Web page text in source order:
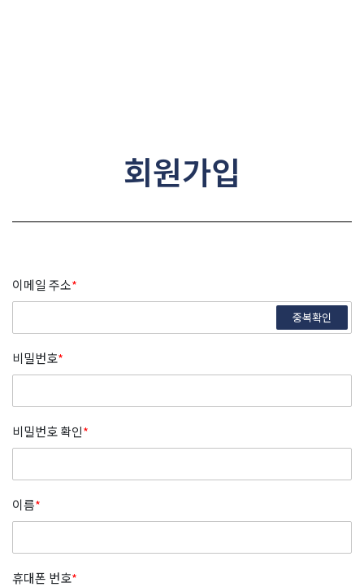
회원가입
이메일 주소*
중복확인
비밀번호*
비밀번호 확인*
이름*
휴대폰 번호*